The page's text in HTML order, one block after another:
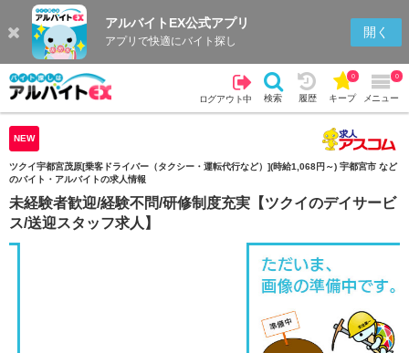
アルバイトEX公式アプリ
アプリで快適にバイト探し
開く
ログアウト中 検索 履歴 キープ
0
メニュー
0
検索 履歴
NEW
ツクイ宇都宮茂原[乗客ドライバー（タクシー・運転代行など）](時給1,068円～) 宇都宮市 など
のバイト・アルバイトの求人情報
未経験者歓迎/経験不問/研修制度充実【ツクイのデイサービ
ス/送迎スタッフ求人】